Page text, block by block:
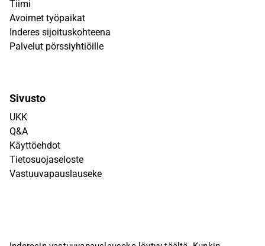
Tiimi
Avoimet työpaikat
Inderes sijoituskohteena
Palvelut pörssiyhtiöille
Sivusto
UKK
Q&A
Käyttöehdot
Tietosuojaseloste
Vastuuvapauslauseke